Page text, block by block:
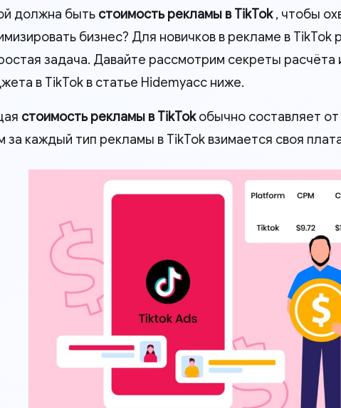
должна быть стоимость рекламы в TikTok, чтобы
бизнес? Для новичков в рекламе в
задача. Давайте рассмотрим секреты расчёта
в TikTok в статье Hidemyacc ниже.
стоимость рекламы в TikTokобычно составляет от
за каждый тип рекламы в TikTok взимается своя